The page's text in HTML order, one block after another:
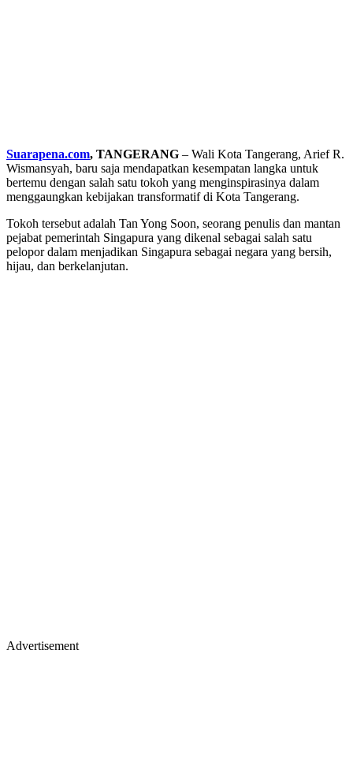
Suarapena.com, TANGERANG – Wali Kota Tangerang, Arief R.
Wismansyah, baru saja mendapatkan kesempatan langka untuk
bertemu dengan salah satu tokoh yang menginspirasinya dalam
menggaungkan kebijakan transformatif di Kota Tangerang.
Tokoh tersebut adalah Tan Yong Soon, seorang penulis dan mantan
pejabat pemerintah Singapura yang dikenal sebagai salah satu
pelopor dalam menjadikan Singapura sebagai negara yang bersih,
hijau, dan berkelanjutan.
Advertisement